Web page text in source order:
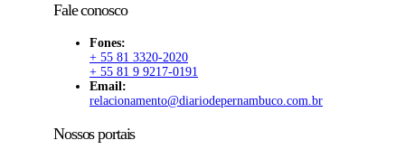
Fale conosco
Fones:
+ 55 81 3320-2020
+ 55 81 9 9217-0191
Email:
relacionamento@diariodepernambuco.com.br
Nossos portais